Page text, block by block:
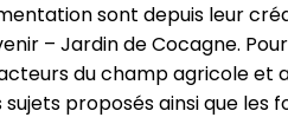
sont depuis leur
– Jardin de Cocagne.
du champ agricole
proposés ainsi que les